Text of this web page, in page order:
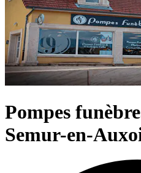
Pompes
Semur-en-